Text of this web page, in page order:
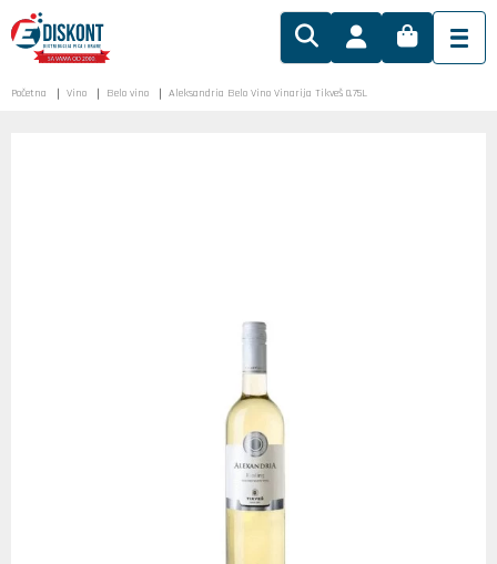
Početna Vino Belo vino Aleksandria Belo Vino Vinarija Tikveš 0.75L